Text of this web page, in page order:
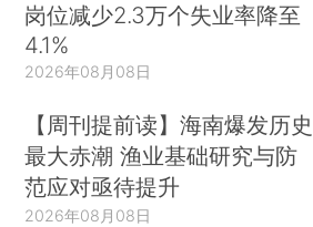
岗位减少2.3万个失业率降至
4.1%
2026年08月08日
【周刊提前读】海南爆发历史
最大赤潮 渔业基础研究与防
范应对亟待提升
2026年08月08日